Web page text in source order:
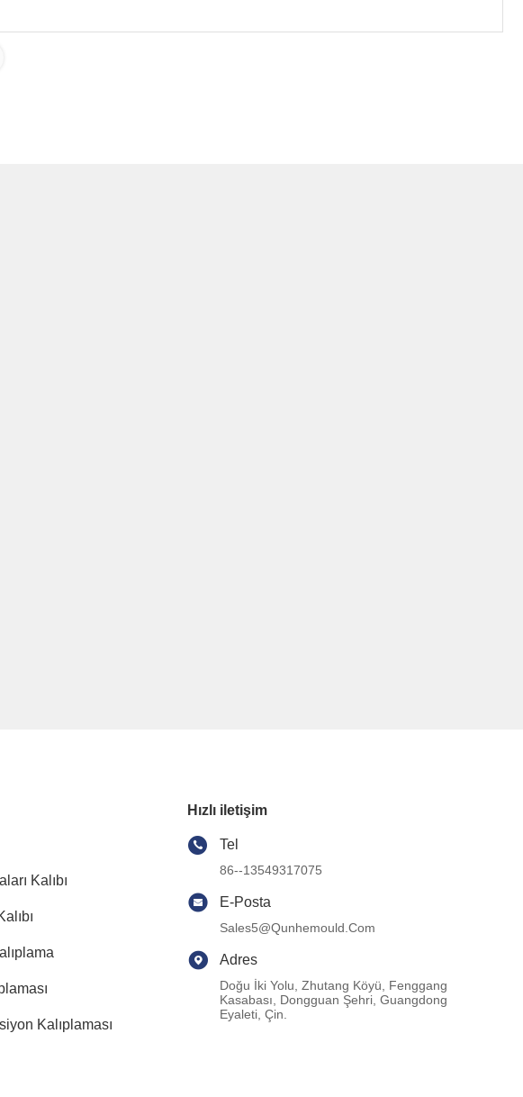
Kalıbı
Kalıplaması
Hızlı iletişim
Tel
86--13549317075
E-Posta
Sales5@qunhemould.com
Adres
Doğu İki Yolu, Zhutang Köyü, Fenggang
Kasabası, Dongguan Şehri, Guangdong
Eyaleti, Çin.